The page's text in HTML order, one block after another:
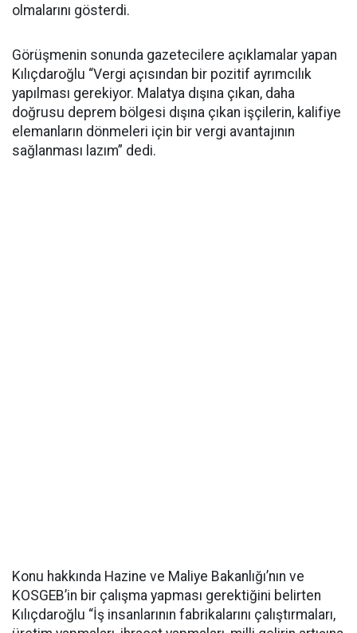
olmalarını gösterdi.
Görüşmenin sonunda gazetecilere açıklamalar yapan
Kılıçdaroğlu “Vergi açısından bir pozitif ayrımcılık
yapılması gerekiyor. Malatya dışına çıkan, daha
doğrusu deprem bölgesi dışına çıkan işçilerin, kalifiye
elemanların dönmeleri için bir vergi avantajının
sağlanması lazım” dedi.
Konu hakkında Hazine ve Maliye Bakanlığı’nın ve
KOSGEB’in bir çalışma yapması gerektiğini belirten
Kılıçdaroğlu “İş insanlarının fabrikalarını çalıştırmaları,